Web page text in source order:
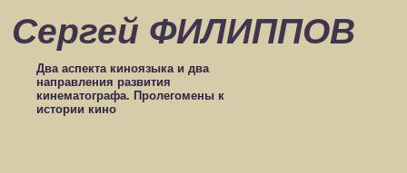
Сергей ФИЛИППОВ
Два аспекта киноязыка и два
направления развития
кинематографа. Пролегомены к
истории кино